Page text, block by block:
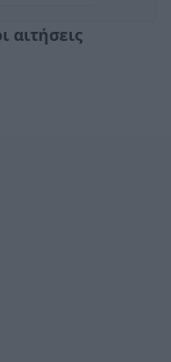
αιτήσεις